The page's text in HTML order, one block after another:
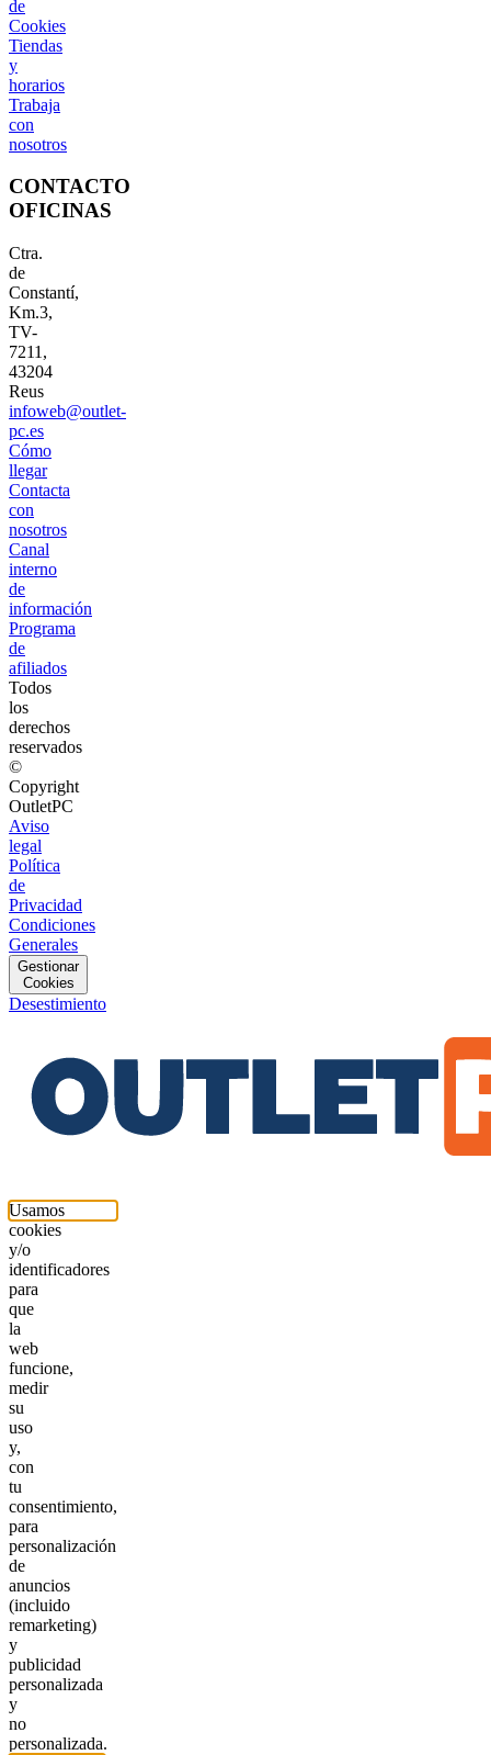
de
Cookies
Tiendas
y
horarios
Trabaja
con
nosotros
CONTACTO
OFICINAS
Ctra.
de
Constantí,
Km.3,
TV-
7211,
43204
Reus
infoweb@outlet-
pc.es
Cómo
llegar
Contacta
con
nosotros
Canal
interno
de
información
Programa
de
afiliados
Todos
los
derechos
reservados
©
Copyright
OutletPC
Aviso
legal
Política
de
Privacidad
Condiciones
Generales
Gestionar
Cookies
Desestimiento
Usamos
cookies
y/o
identificadores
para
que
la
web
funcione,
medir
su
uso
y,
con
tu
consentimiento,
para
personalización
de
anuncios
(incluido
remarketing)
y
publicidad
personalizada
y
no
personalizada.